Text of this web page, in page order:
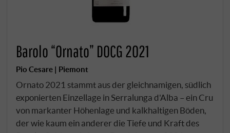
Barolo “Ornato” DOCG 2021
Pio Cesare | Piemont
Ornato 2021 stammt aus der gleichnamigen, südlich
exponierten Einzellage in Serralunga d'Alba – ein Cru
von markanter Höhenlage und kalkhaltigen Böden,
der wie kaum ein anderer die Tiefe und Kraft des